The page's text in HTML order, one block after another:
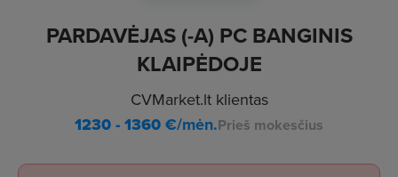
PARDAVĖJAS (-A) PC BANGINIS
KLAIPĖDOJE
CVMarket.lt klientas
1230 - 1360€/mėn.Prieš mokesčius